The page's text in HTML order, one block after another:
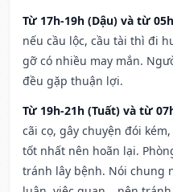
Từ 17h-19h (Dậu) và từ
nếu cầu lộc, cầu tài thì đi
gỡ có nhiều may mắn.
đều gặp thuận lợi.
Từ 19h-21h (Tuất) và từ
cãi cọ, gây chuyện đói
tốt nhất nên hoãn lại.
tránh lây bệnh. Nói chung